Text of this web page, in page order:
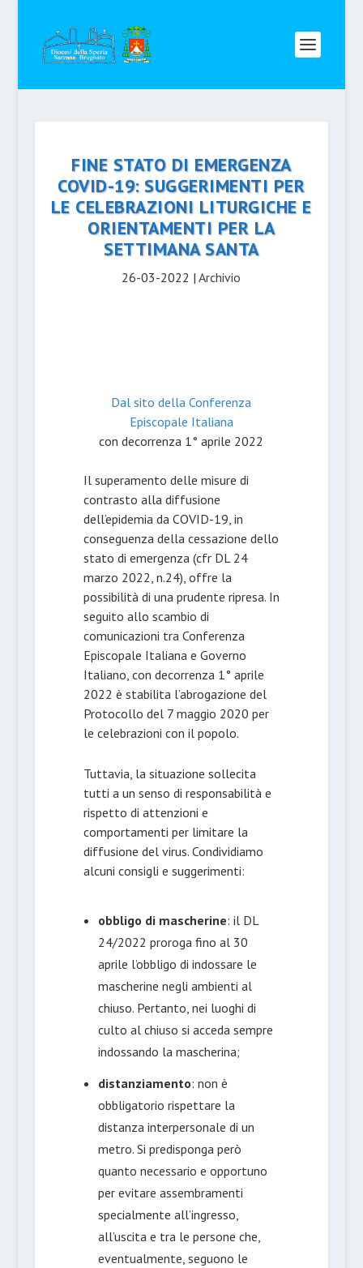
FINE STATO DI EMERGENZA
COVID-19: SUGGERIMENTI PER
LE CELEBRAZIONI LITURGICHE E
ORIENTAMENTI PER LA
SETTIMANA SANTA
26-03-2022 |Archivio
Dal sito della Conferenza
Episcopale Italiana
con decorrenza 1° aprile 2022
Il superamento delle misure di
contrasto alla diffusione
dell’epidemia da COVID-19, in
conseguenza della cessazione dello
stato di emergenza (cfr DL 24
marzo 2022, n.24), offre la
possibilità di una prudente ripresa. In
seguito allo scambio di
comunicazioni tra Conferenza
Episcopale Italiana e Governo
Italiano, con decorrenza 1° aprile
2022 è stabilita l’abrogazione del
Protocollo del 7 maggio 2020 per
le celebrazioni con il popolo.
Tuttavia, la situazione sollecita
tutti a un senso di responsabilità e
rispetto di attenzioni e
comportamenti per limitare la
diffusione del virus. Condividiamo
alcuni consigli e suggerimenti:
obbligo di mascherine: il DL
24/2022 proroga fino al 30
aprile l’obbligo di indossare le
mascherine negli ambienti al
chiuso. Pertanto, nei luoghi di
culto al chiuso si acceda sempre
indossando la mascherina;
distanziamento: non è
obbligatorio rispettare la
distanza interpersonale di un
metro. Si predisponga però
quanto necessario e opportuno
per evitare assembramenti
specialmente all’ingresso,
all’uscita e tra le persone che,
eventualmente, seguono le